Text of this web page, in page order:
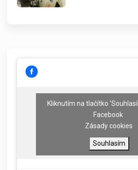
Kliknutím na tlačítko
Facebook
Zásady cookies
Souhlasím